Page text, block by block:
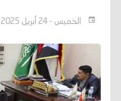
الخميس - 24 أبريل 2025 - 01:29 م بتوقيت عدن